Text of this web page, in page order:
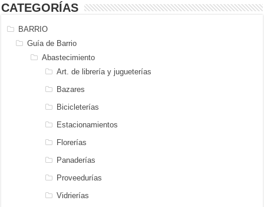
CATEGORÍAS
BARRIO
Guía de Barrio
Abastecimiento
Art. de librería y jugueterías
Bazares
Bicicleterías
Estacionamientos
Florerías
Panaderías
Proveedurías
Vidrierías